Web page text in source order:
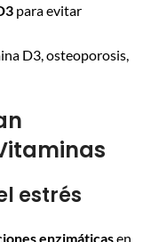
para evitar
D3, osteoporosis,
estrés
enzimáticasen